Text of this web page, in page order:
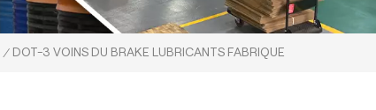
/ DOT-3 VOINS DU BRAKE LUBRICANTS FABRIQUE